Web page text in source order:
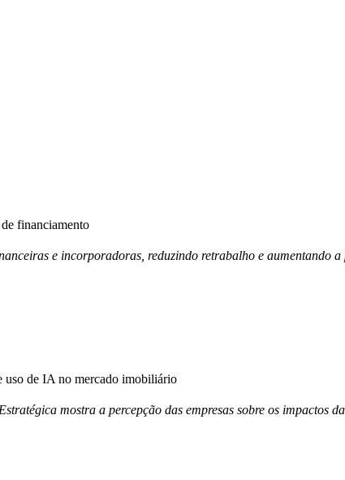
financiamento
e incorporadoras, reduzindo retrabalho e aumentando a
uso de IA no mercado imobiliário
mostra a percepção das empresas sobre os impactos